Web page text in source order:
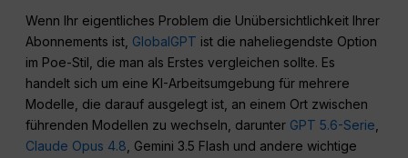
Wenn Ihr eigentliches Problem die Unübersichtlichkeit Ihrer
Abonnements ist, GlobalGPT ist die naheliegendste Option
im Poe-Stil, die man als Erstes vergleichen sollte. Es
handelt sich um eine KI-Arbeitsumgebung für mehrere
Modelle, die darauf ausgelegt ist, an einem Ort zwischen
führenden Modellen zu wechseln, darunter GPT 5.6-Serie
Claude Opus 4.8 , Gemini 3.5 Flash und andere wichtige